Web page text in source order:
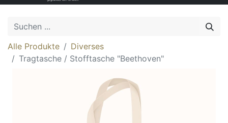
Alle Produkte
Diverses
Tragtasche / Stofftasche "Beethoven"